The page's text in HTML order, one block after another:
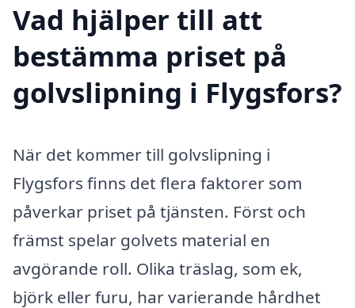
Vad hjälper till att
bestämma priset på
golvslipning i Flygsfors?
När det kommer till golvslipning i
Flygsfors finns det flera faktorer som
påverkar priset på tjänsten. Först och
främst spelar golvets material en
avgörande roll. Olika träslag, som ek,
björk eller furu, har varierande hårdhet